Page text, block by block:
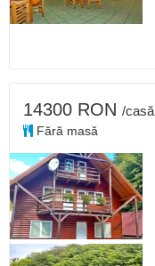
14300 RON /casă
Fără masă